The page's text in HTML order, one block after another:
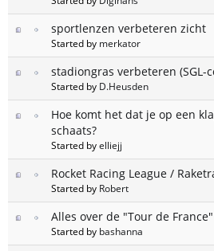
sportlenzen verbeteren zicht
Started by merkator
stadiongras verbeteren (SGL-
Started by D.Heusden
Hoe komt het dat je op een
schaats?
Started byelliejj
Rocket Racing League /
Started by Robert
Alles over de "Tour de France"
Started by bashanna